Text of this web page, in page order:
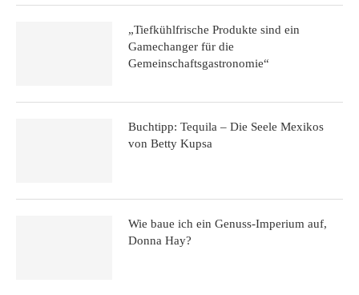
„Tiefkühlfrische Produkte sind ein
Gamechanger für die
Gemeinschaftsgastronomie“
Buchtipp: Tequila – Die Seele Mexikos
von Betty Kupsa
Wie baue ich ein Genuss-Imperium auf,
Donna Hay?